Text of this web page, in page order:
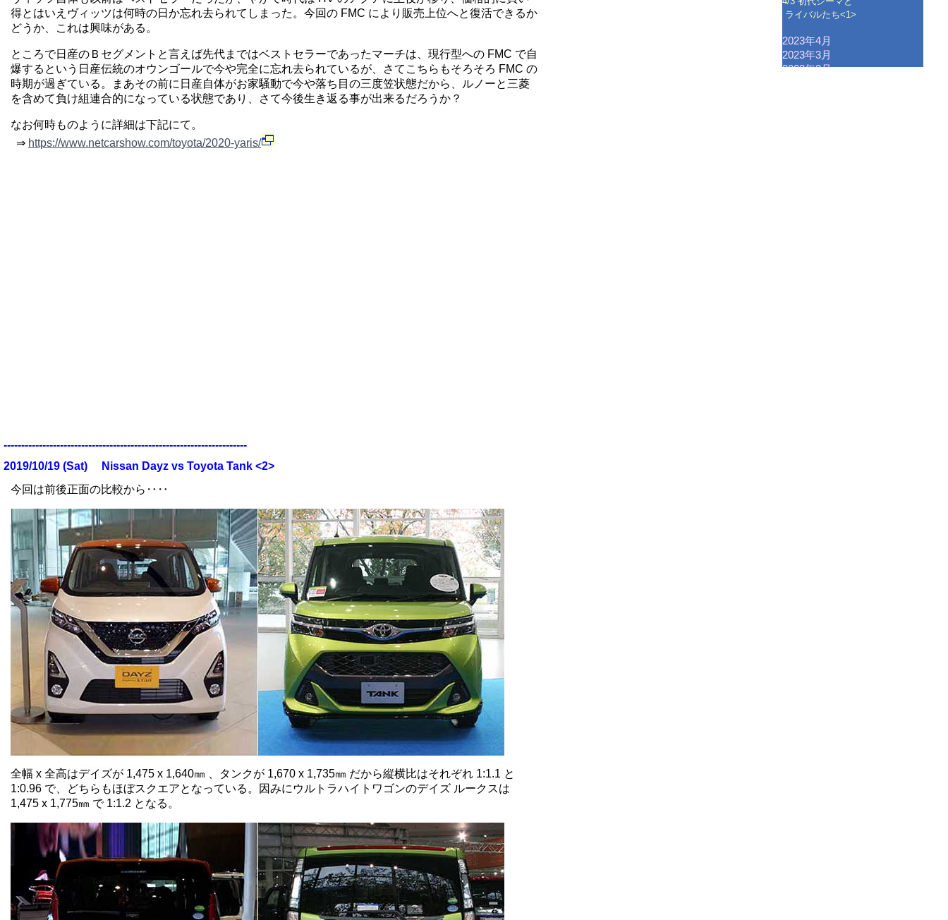
得とはいえヴィッツは何時の日か忘れ去られてしまった。今回の FMC により販売上位へと復活できるか
どうか、これは興味がある。
ところで日産のＢセグメントと言えば先代まではベストセラーであったマーチは、現行型への FMC で自
爆するという日産伝統のオウンゴールで今や完全に忘れ去られているが、さてこちらもそろそろ FMC の
時期が過ぎている。まあその前に日産自体がお家騒動で今や落ち目の三度笠状態だから、ルノーと三菱
を含めて負け組連合的になっている状態であり、さて今後生き返る事が出来るだろうか？
なお何時ものように詳細は下記にて。
⇒ https://www.netcarshow.com/toyota/2020-yaris/
---------------------------------------------------------------------
2019/10/19 (Sat)
Nissan Dayz vs Toyota Tank <2>
今回は前後正面の比較から‥‥
全幅 x 全高はデイズが 1,475 x 1,640㎜ 、タンクが 1,670 x 1,735㎜ だから縦横比はそれぞれ 1:1.1 と
1:0.96 で、どちらもほぼスクエアとなっている。因みにウルトラハイトワゴンのデイズ ルークスは
1,475 x 1,775㎜ で 1:1.2 となる。